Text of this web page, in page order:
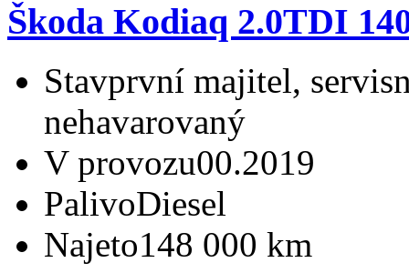
Škoda Kodiaq 2.0TDI
Stavprvní majitel,
nehavarovaný
V provozu00.2019
PalivoDiesel
Najeto148 000 km